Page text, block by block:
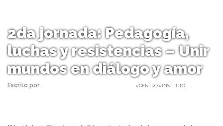
2da jornada: Pedagogía,
luchas y resistencias – Unir
mundos en diálogo y amor
Escrito por: #CENTRO #INSTITUTO